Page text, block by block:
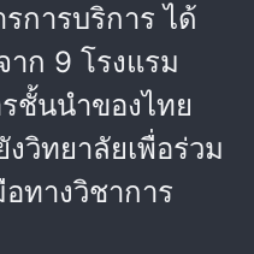
การบริการ ได้
ก 9 โรงแรม
ชั้นนำของไทย
วิทยาลัยเพื่อร่วม
ทางวิชาการ